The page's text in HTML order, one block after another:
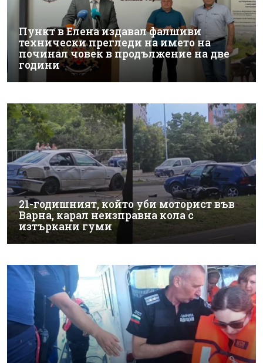
Пункт в Елена издавал фалшиви
технически прегледи на името на
починал човек в продължение на две
години
21-годишният, който уби моторист във
Варна, карал неизправна кола с
изтъркани гуми